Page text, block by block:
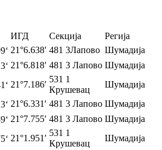
ИГД Секција
Регија
21°6.638′ 481 3Лапово Шумадија
21°6.818′ 481 3 Лапово Шумадија
21°7.186′
531 1
Крушевац
Шумадија
21°6.331′ 481 3 Лапово Шумадија
21°7.755′ 481 3 Лапово Шумадија
21°1.951′
531 1
Крушевац
Шумадија